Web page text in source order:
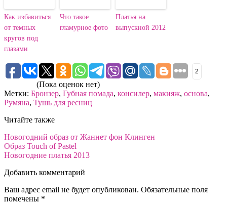
Как избавиться
от темных
кругов под
глазами
Что такое
гламурное фото
Платья на
выпускной 2012
2
(Пока оценок нет)
Метки: Бронзер, Губная помада, консилер, макияж, основа,
Румяна, Тушь для ресниц
Читайте также
Новогодний образ от Жаннет фон Клинген
Образ Touch of Pastel
Новогодние платья 2013
Добавить комментарий
Ваш адрес email не будет опубликован. Обязательные поля
помечены *